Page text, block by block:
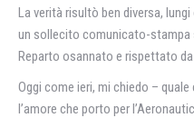
La verità risultò ben diversa,
un sollecito comunicato-stampa
Reparto osannato e rispettato
Oggi come ieri, mi chiedo –
l’amore che porto per